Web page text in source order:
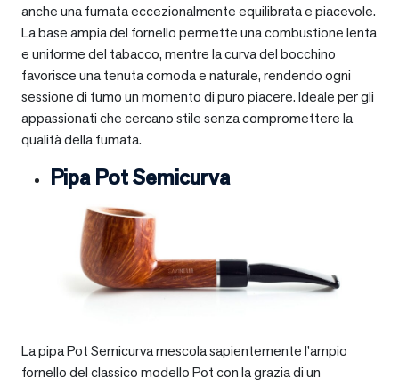
anche una fumata eccezionalmente equilibrata e piacevole.
La base ampia del fornello permette una combustione lenta
e uniforme del tabacco, mentre la curva del bocchino
favorisce una tenuta comoda e naturale, rendendo ogni
sessione di fumo un momento di puro piacere. Ideale per gli
appassionati che cercano stile senza compromettere la
qualità della fumata.
Pipa Pot Semicurva
La pipa Pot Semicurva mescola sapientemente l’ampio
fornello del classico modello Pot con la grazia di un